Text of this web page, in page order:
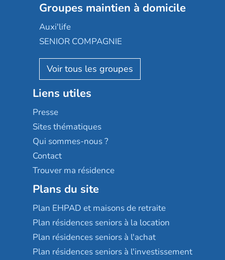
Les jardins d'Arcadie
Occitalia
Appartseniors
Reseda
Stella management
Les villages d'or
Sérénys
Résidences services Villa Médicis
Groupe SOS
Le Noble Âge
Almage
Résidalya
Groupe aplus
Groupes maintien à domicile
Auxi'life
SENIOR COMPAGNIE
AGE D'OR Services
Liens utiles
Presse
Sites thématiques
Qui sommes-nous ?
Contact
Trouver ma résidence
Plans du site
Plan EHPAD et maisons de retraite
Plan résidences seniors à la location
Plan résidences seniors à l'achat
Plan résidences seniors à l'investissement